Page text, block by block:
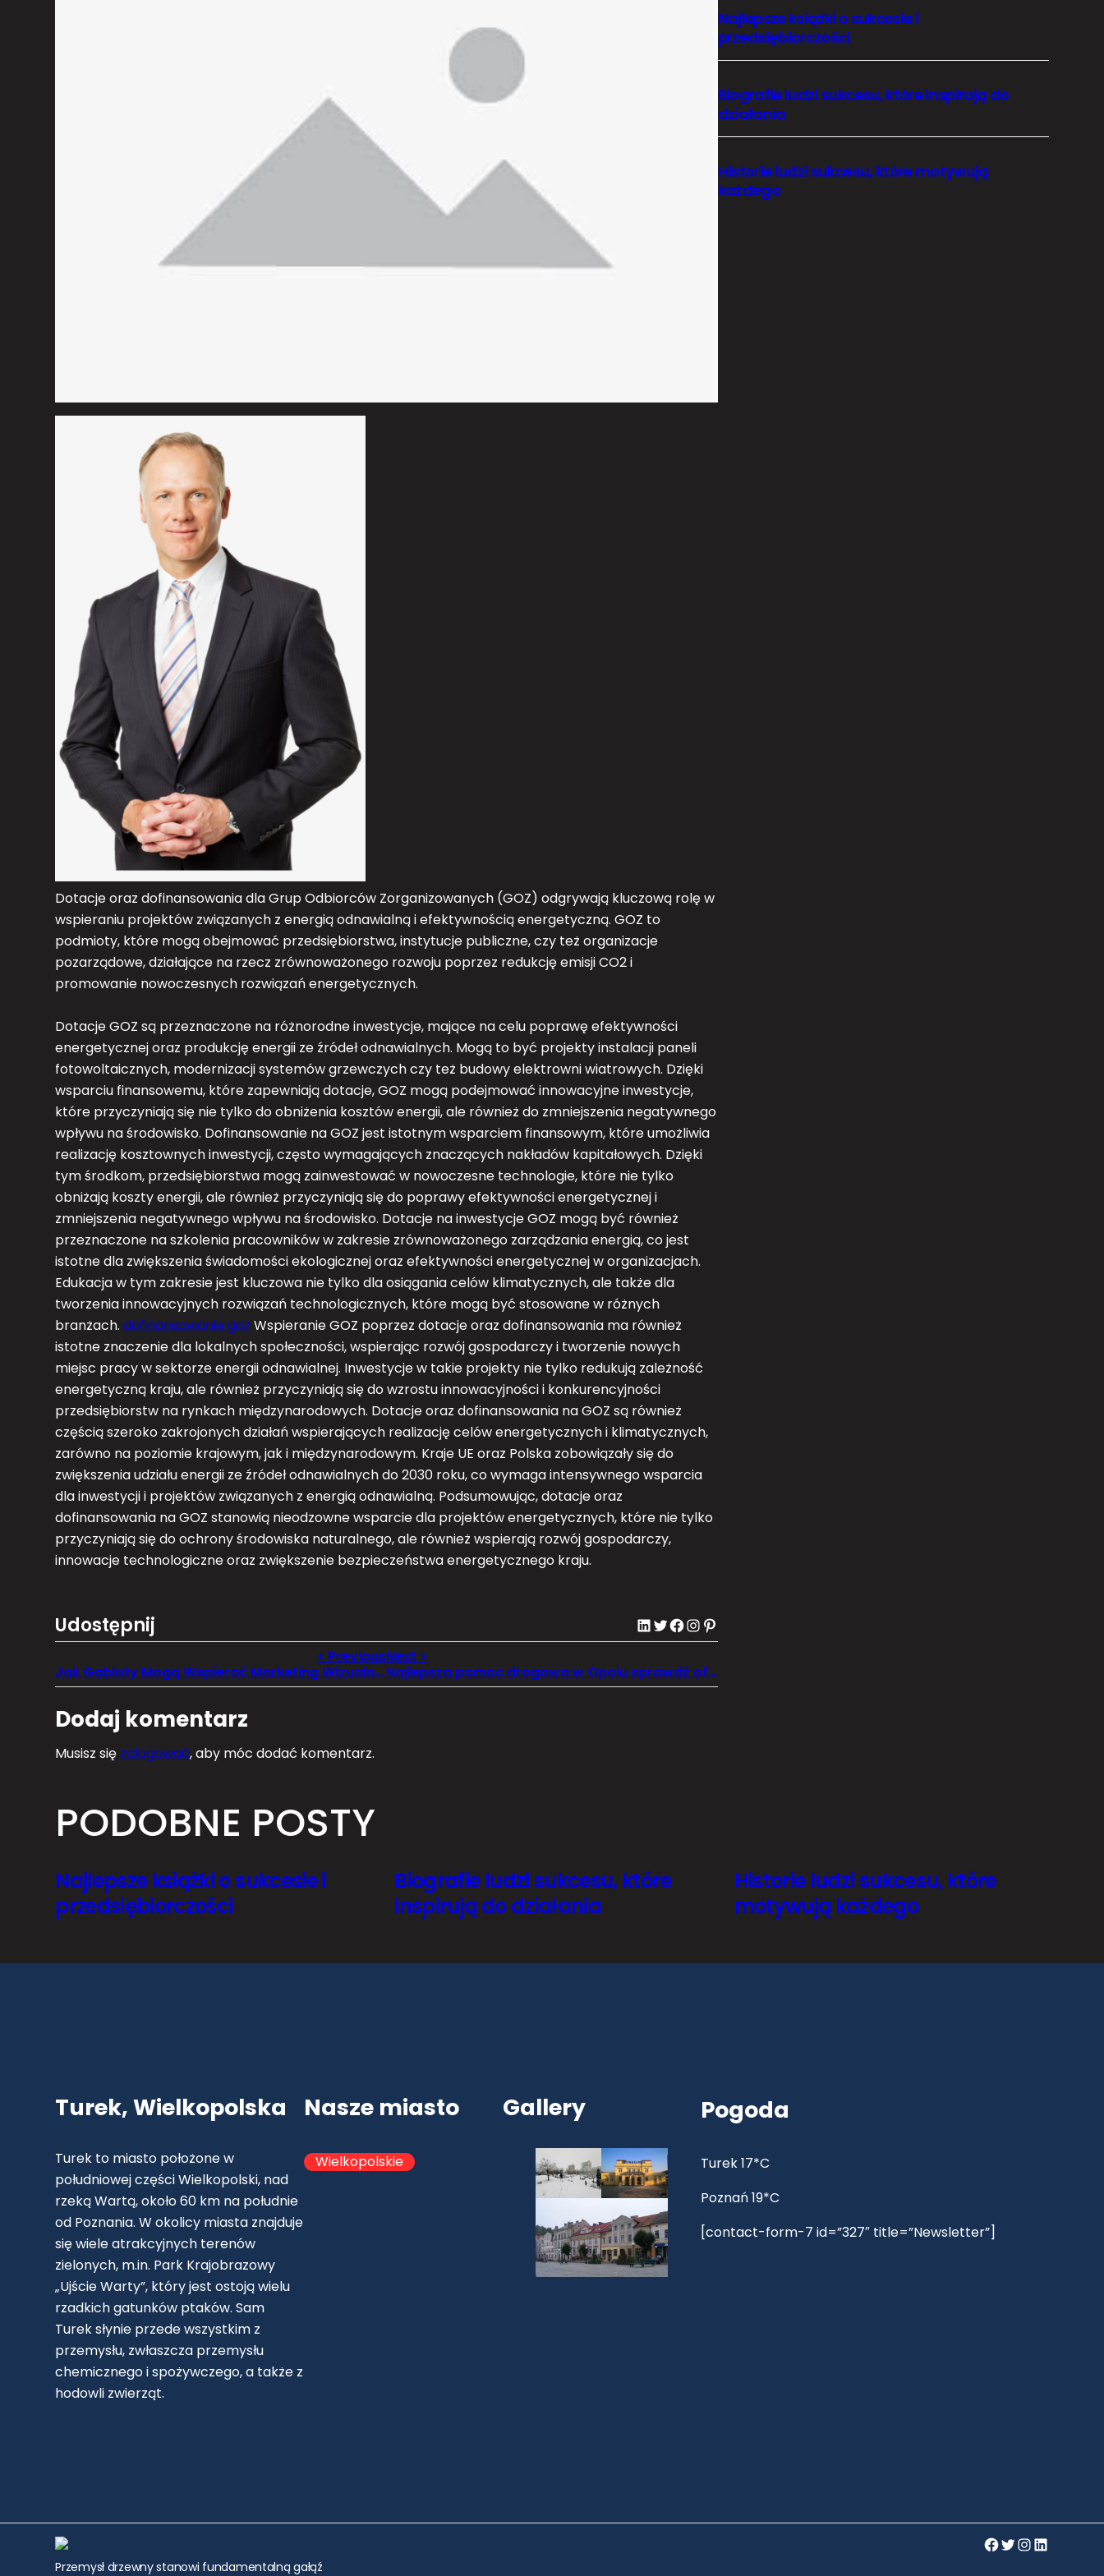
Dotacje oraz dofinansowania dla Grup Odbiorców Zorganizowanych (GOZ) odgrywają kluczową rolę w
wspieraniu projektów związanych z energią odnawialną i efektywnością energetyczną. GOZ to
podmioty, które mogą obejmować przedsiębiorstwa, instytucje publiczne, czy też organizacje
pozarządowe, działające na rzecz zrównoważonego rozwoju poprzez redukcję emisji CO2 i
promowanie nowoczesnych rozwiązań energetycznych.
Dotacje GOZ są przeznaczone na różnorodne inwestycje, mające na celu poprawę efektywności
energetycznej oraz produkcję energii ze źródeł odnawialnych. Mogą to być projekty instalacji paneli
fotowoltaicznych, modernizacji systemów grzewczych czy też budowy elektrowni wiatrowych. Dzięki
wsparciu finansowemu, które zapewniają dotacje, GOZ mogą podejmować innowacyjne inwestycje,
które przyczyniają się nie tylko do obniżenia kosztów energii, ale również do zmniejszenia negatywnego
wpływu na środowisko. Dofinansowanie na GOZ jest istotnym wsparciem finansowym, które umożliwia
realizację kosztownych inwestycji, często wymagających znaczących nakładów kapitałowych. Dzięki
tym środkom, przedsiębiorstwa mogą zainwestować w nowoczesne technologie, które nie tylko
obniżają koszty energii, ale również przyczyniają się do poprawy efektywności energetycznej i
zmniejszenia negatywnego wpływu na środowisko. Dotacje na inwestycje GOZ mogą być również
przeznaczone na szkolenia pracowników w zakresie zrównoważonego zarządzania energią, co jest
istotne dla zwiększenia świadomości ekologicznej oraz efektywności energetycznej w organizacjach.
Edukacja w tym zakresie jest kluczowa nie tylko dla osiągania celów klimatycznych, ale także dla
tworzenia innowacyjnych rozwiązań technologicznych, które mogą być stosowane w różnych
branżach.dofinansowanie goz Wspieranie GOZ poprzez dotacje oraz dofinansowania ma również
istotne znaczenie dla lokalnych społeczności, wspierając rozwój gospodarczy i tworzenie nowych
miejsc pracy w sektorze energii odnawialnej. Inwestycje w takie projekty nie tylko redukują zależność
energetyczną kraju, ale również przyczyniają się do wzrostu innowacyjności i konkurencyjności
przedsiębiorstw na rynkach międzynarodowych. Dotacje oraz dofinansowania na GOZ są również
częścią szeroko zakrojonych działań wspierających realizację celów energetycznych i klimatycznych,
zarówno na poziomie krajowym, jak i międzynarodowym. Kraje UE oraz Polska zobowiązały się do
zwiększenia udziału energii ze źródeł odnawialnych do 2030 roku, co wymaga intensywnego wsparcia
dla inwestycji i projektów związanych z energią odnawialną. Podsumowując, dotacje oraz
dofinansowania na GOZ stanowią nieodzowne wsparcie dla projektów energetycznych, które nie tylko
przyczyniają się do ochrony środowiska naturalnego, ale również wspierają rozwój gospodarczy,
innowacje technologiczne oraz zwiększenie bezpieczeństwa energetycznego kraju.
Udostępnij LinkedIn Twitter Facebook Instagram Pinterest
Jak Gabloty Mogą Wspierać Marketing Wizualny w Sklepach i Centrach Handlowych? Najlepsza pomoc drogowa w Opolu sprawdź oferty
Dodaj komentarz
Musisz się zalogować, aby móc dodać komentarz.
Najlepsze książki o sukcesie i
przedsiębiorczości
Biografie ludzi sukcesu, które inspirują do
działania
Historie ludzi sukcesu, które motywują
każdego
PODOBNE POSTY
Najlepsze książki o sukcesie i
przedsiębiorczości
Biografie ludzi sukcesu, które
inspirują do działania
Historie ludzi sukcesu, które
motywują każdego
Turek, Wielkopolska
Turek to miasto położone w
południowej części Wielkopolski, nad
rzeką Wartą, około 60 km na południe
od Poznania. W okolicy miasta znajduje
się wiele atrakcyjnych terenów
zielonych, m.in. Park Krajobrazowy
„Ujście Warty”, który jest ostoją wielu
rzadkich gatunków ptaków. Sam
Turek słynie przede wszystkim z
przemysłu, zwłaszcza przemysłu
chemicznego i spożywczego, a także z
hodowli zwierząt.
Nasze miasto
Wielkopolskie
Gallery Pogoda
Turek 17*C
Poznań 19*C
[contact-form-7 id=”327″ title=”Newsletter”]
Przemysł drzewny stanowi fundamentalną gałąź
Facebook Twitter Instagram LinkedIn